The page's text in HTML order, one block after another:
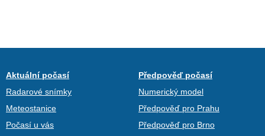
Aktuální počasí
Radarové snímky
Meteostanice
Počasí u vás
Předpověď počasí
Numerický model
Předpověď pro Prahu
Předpověď pro Brno